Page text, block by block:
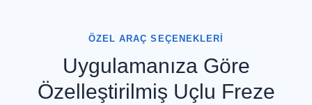
ÖZEL ARAÇ SEÇENEKLERI
Uygulamanıza Göre
Özelleştirilmiş Uçlu Freze